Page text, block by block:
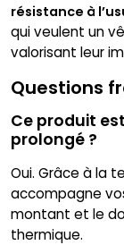
résistance à
qui veulent un
valorisant leur
Questions
Ce produit
prolongé ?
Oui. Grâce à la
accompagne
montant et le
thermique.